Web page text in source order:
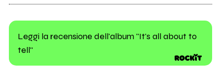
Leggi la recensione dell'album "It's all about to
tell"